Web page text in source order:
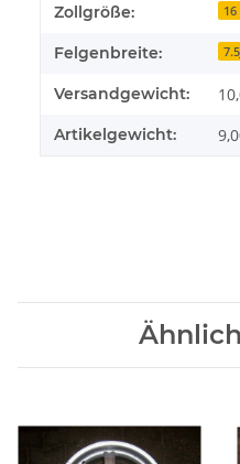
Zollgröße: 16
Felgenbreite:
Versandgewicht:
Artikelgewicht: